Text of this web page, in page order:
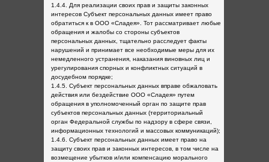
1.4.4. Для реализации своих прав и защиты законных
интересов Субъект персональных данных имеет право
обратиться к в ООО «Сладея». Тот рассматривает любые
обращения и жалобы со стороны субъектов
персональных данных, тщательно расследует факты
нарушений и принимает все необходимые меры для их
немедленного устранения, наказания виновных лиц и
урегулирования спорных и конфликтных ситуаций в
досудебном порядке;
1.4.5. Субъект персональных данных вправе обжаловать
действия или бездействие ООО «Сладея» путем
обращения в уполномоченный орган по защите прав
субъектов персональных данных (территориальный
орган Федеральной службы по надзору в сфере связи,
информационных технологий и массовых коммуникаций);
1.4.6. Субъект персональных данных имеет право на
защиту своих прав и законных интересов, в том числе на
возмещение убытков и/или компенсацию морального